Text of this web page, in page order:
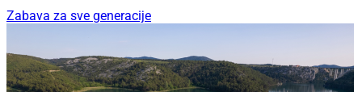
Zabava za sve generacije